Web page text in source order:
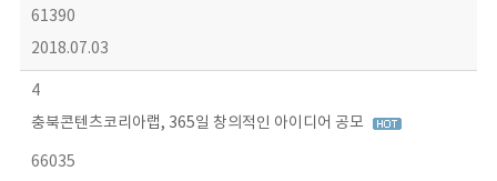
61390
2018.07.03
4
충북콘텐츠코리아랩, 365일 창의적인 아이디어 공모
66035